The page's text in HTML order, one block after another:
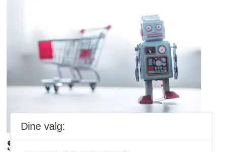
Snart sender kundene
Dine valg: